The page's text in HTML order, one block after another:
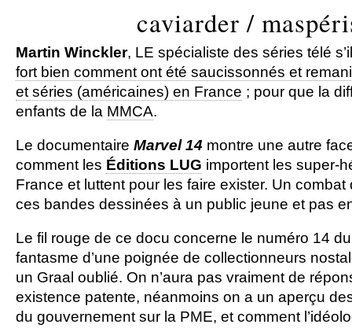
caviarder /
Martin Winckler, LE spécialiste des séries télé
fort bien comment ont été saucissonnés et
et séries (américaines) en France ; pour que la
enfants de la MMCA.
Le documentaire Marvel 14 montre une autre
comment les Éditions LUG importent les super-
France et luttent pour les faire exister. Un
ces bandes dessinées à un public jeune et pas
Le fil rouge de ce docu concerne le numéro 14
fantasme d’une poignée de collectionneurs
un Graal oublié. On n’aura pas vraiment de
existence patente, néanmoins on a un aperçu
du gouvernement sur la PME, et comment